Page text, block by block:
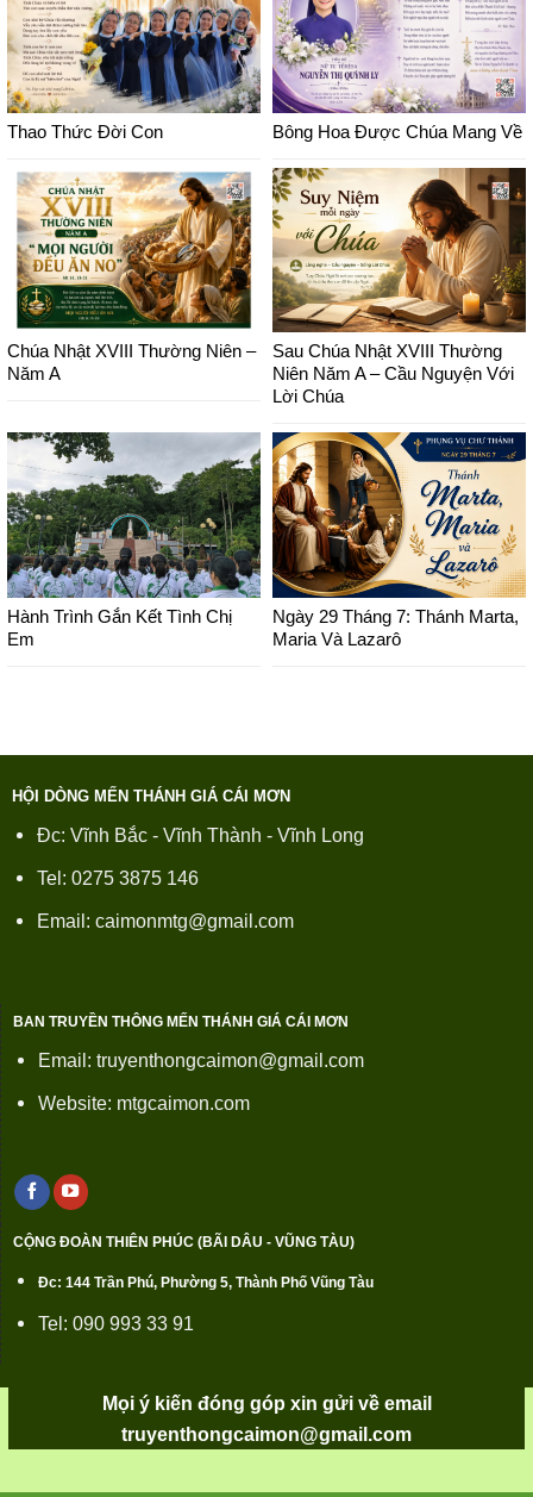
Thao Thức Đời Con Bông Hoa Được Chúa Mang Về
Chúa Nhật XVIII Thường Niên –
Năm A
Sau Chúa Nhật XVIII Thường
Niên Năm A – Cầu Nguyện Với
Lời Chúa
Hành Trình Gắn Kết Tình Chị
Em
Ngày 29 Tháng 7: Thánh Marta,
Maria Và Lazarô
HỘI DÒNG MẾN THÁNH GIÁ CÁI MƠN
Đc: Vĩnh Bắc - Vĩnh Thành - Vĩnh Long
Tel: 0275 3875 146
Email: caimonmtg@gmail.com
BAN TRUYỀN THÔNG MẾN THÁNH GIÁ CÁI MƠN
Email: truyenthongcaimon@gmail.com
Website: mtgcaimon.com
CỘNG ĐOÀN THIÊN PHÚC (BÃI DÂU - VŨNG TÀU)
Đc: 144 Trần Phú, Phường 5, Thành Phố Vũng Tàu
Tel: 090 993 33 91
Mọi ý kiến đóng góp xin gửi về email
truyenthongcaimon@gmail.com